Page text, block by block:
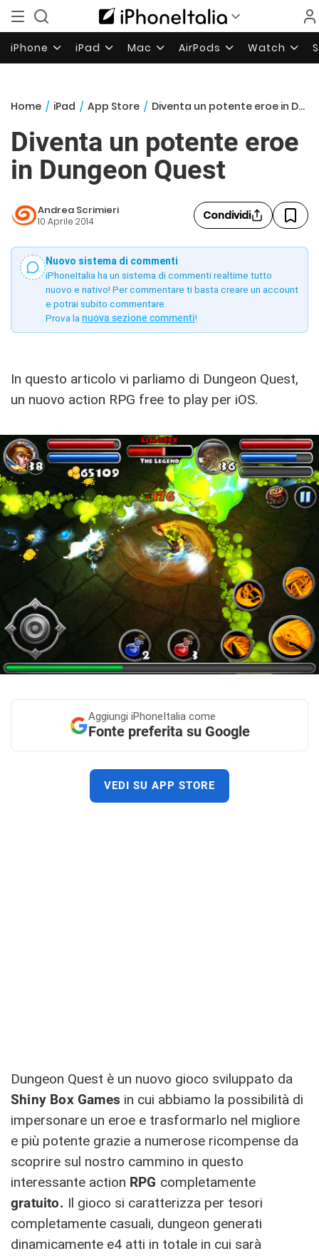
iPhone iPad Mac AirPods Watch
Home / iPad / App Store / Diventa un potente eroe in Dungeon Quest
Diventa un potente eroe
in Dungeon Quest
Andrea Scrimieri
10 Aprile 2014 Condividi
Nuovo sistema di commenti
iPhoneItalia ha un sistema di commenti realtime tutto
nuovo e nativo! Per commentare ti basta creare un account
e potrai subito commentare.
Prova la nuova sezione commenti!
In questo articolo vi parliamo di Dungeon Quest,
un nuovo action RPG free to play per iOS.
Aggiungi iPhoneItalia come
Fonte preferita su Google
VEDI SU APP STORE
Dungeon Quest è un nuovo gioco sviluppato da
Shiny Box Games in cui abbiamo la possibilità di
impersonare un eroe e trasformarlo nel migliore
e più potente grazie a numerose ricompense da
scoprire sul nostro cammino in questo
interessante action RPG completamente
gratuito. Il gioco si caratterizza per tesori
completamente casuali, dungeon generati
dinamicamente e4 atti in totale in cui sarà